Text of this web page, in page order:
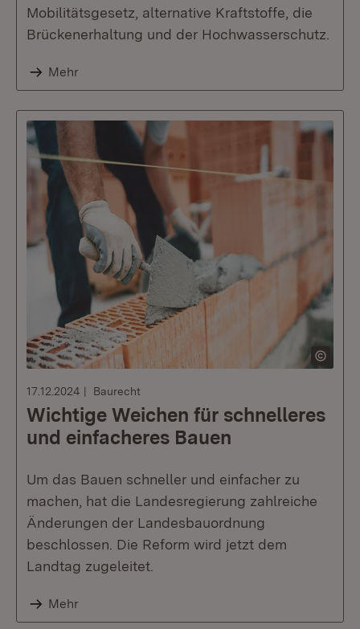
Mobilitätsgesetz, alternative Kraftstoffe, die
Brückenerhaltung und der Hochwasserschutz.
Mehr
17.12.2024 Baurecht
Wichtige Weichen für schnelleres
und einfacheres Bauen
Um das Bauen schneller und einfacher zu
machen, hat die Landesregierung zahlreiche
Änderungen der Landesbauordnung
beschlossen. Die Reform wird jetzt dem
Landtag zugeleitet.
Mehr